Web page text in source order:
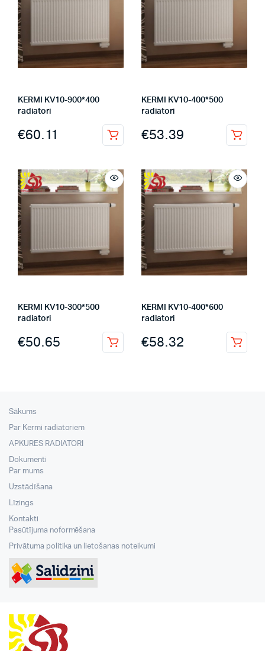
KERMI KV10-900*400
radiatori
€60.11
KERMI KV10-400*500
radiatori
€53.39
KERMI KV10-300*500
radiatori
€50.65
KERMI KV10-400*600
radiatori
€58.32
Sākums
Par Kermi radiatoriem
APKURES RADIATORI
Dokumenti
Par mums
Uzstādīšana
Līzings
Kontakti
Pasūtījuma noformēšana
Privātuma politika un lietošanas noteikumi